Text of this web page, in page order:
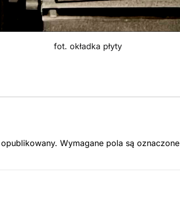
fot. okładka płyty
Wymagane pola są oznaczone